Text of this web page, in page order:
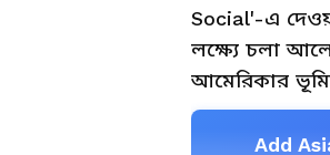
Social'-এ দেওয়া
লক্ষ্যে চলা
আমেরিকার
Add